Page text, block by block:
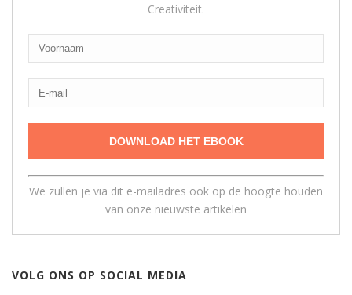
Creativiteit.
We zullen je via dit e-mailadres ook op de hoogte houden
van onze nieuwste artikelen
VOLG ONS OP SOCIAL MEDIA